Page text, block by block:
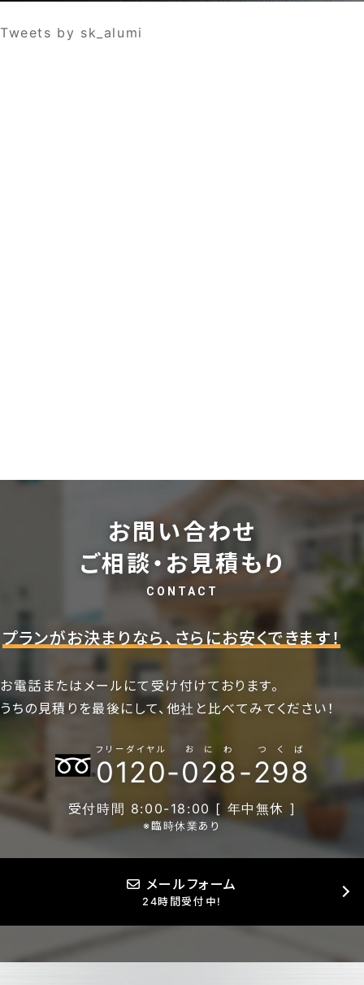
Tweets by sk_alumi
お問い合わせ
ご相談・お見積もり
CONTACT
プランがお決まりなら、さらにお安くできます！
お電話またはメールにて受け付けております。
うちの見積りを最後にして、他社と比べてみてください！
0120
フリーダイヤル
-028
おにわ
-298
つくば
受付時間 8:00-18:00 [ 年中無休 ]
※臨時休業あり
メールフォーム
24時間受付中!